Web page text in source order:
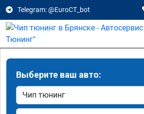
Telegram: @EuroCT_bot
Выберите ваш авто: